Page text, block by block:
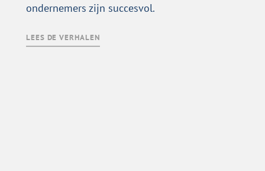
ondernemers zijn succesvol.
LEES DE VERHALEN